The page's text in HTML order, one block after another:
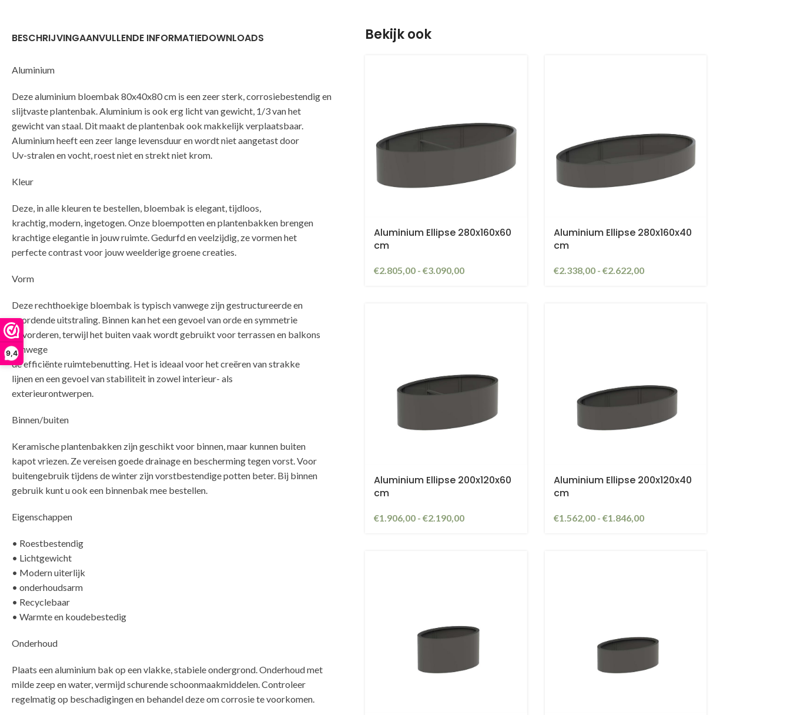
9,4
BESCHRIJVINGAANVULLENDE INFORMATIEDOWNLOADS
Aluminium
Deze aluminium bloembak 80x40x80 cm is een zeer sterk, corrosiebestendig en
slijtvaste plantenbak. Aluminium is ook erg licht van gewicht, 1/3 van het
gewicht van staal. Dit maakt de plantenbak ook makkelijk verplaatsbaar.
Aluminium heeft een zeer lange levensduur en wordt niet aangetast door
Uv-stralen en vocht, roest niet en strekt niet krom.
Kleur
Deze, in alle kleuren te bestellen, bloembak is elegant, tijdloos,
krachtig, modern, ingetogen. Onze bloempotten en plantenbakken brengen
krachtige elegantie in jouw ruimte. Gedurfd en veelzijdig, ze vormen het
perfecte contrast voor jouw weelderige groene creaties.
Vorm
Deze rechthoekige bloembak is typisch vanwege zijn gestructureerde en
geordende uitstraling. Binnen kan het een gevoel van orde en symmetrie
bevorderen, terwijl het buiten vaak wordt gebruikt voor terrassen en balkons
vanwege
de efficiënte ruimtebenutting. Het is ideaal voor het creëren van strakke
lijnen en een gevoel van stabiliteit in zowel interieur- als
exterieurontwerpen.
Binnen/buiten
Keramische plantenbakken zijn geschikt voor binnen, maar kunnen buiten
kapot vriezen. Ze vereisen goede drainage en bescherming tegen vorst. Voor
buitengebruik tijdens de winter zijn vorstbestendige potten beter. Bij binnen
gebruik kunt u ook een binnenbak mee bestellen.
Eigenschappen
• Roestbestendig
• Lichtgewicht
• Modern uiterlijk
• onderhoudsarm
• Recyclebaar
• Warmte en koudebestedig
Onderhoud
Plaats een aluminium bak op een vlakke, stabiele ondergrond. Onderhoud met
milde zeep en water, vermijd schurende schoonmaakmiddelen. Controleer
regelmatig op beschadigingen en behandel deze om corrosie te voorkomen.
Bekijk ook
Aluminium Ellipse 280x160x60
cm
€2.805,00 - €3.090,00
Aluminium Ellipse 280x160x40
cm
€2.338,00 - €2.622,00
Aluminium Ellipse 200x120x60
cm
€1.906,00 - €2.190,00
Aluminium Ellipse 200x120x40
cm
€1.562,00 - €1.846,00